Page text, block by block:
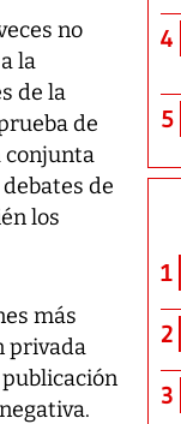
no
la
de la
de
conjunta
de
los
más
privada
publicación
4
5
1
2
3